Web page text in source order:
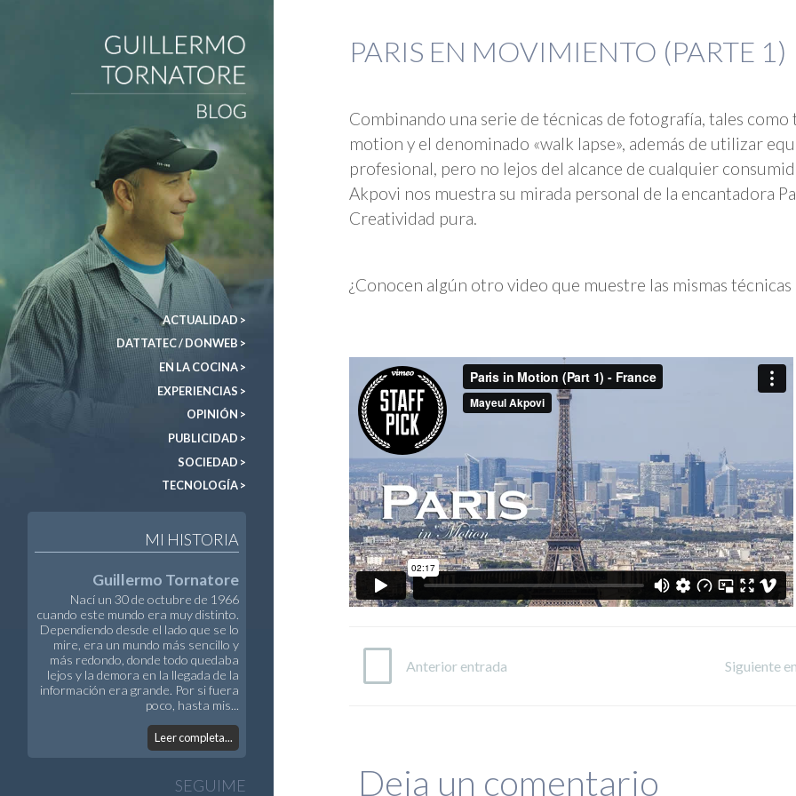
ACTUALIDAD >
DATTATEC / DONWEB >
EN LA COCINA >
EXPERIENCIAS >
OPINIÓN >
PUBLICIDAD >
SOCIEDAD >
TECNOLOGÍA >
MI HISTORIA
Guillermo Tornatore
Nací un 30 de octubre de 1966
cuando este mundo era muy distinto.
Dependiendo desde el lado que se lo
mire, era un mundo más sencillo y
más redondo, donde todo quedaba
lejos y la demora en la llegada de la
información era grande. Por si fuera
poco, hasta mis...
Leer completa...
SEGUIME
PARIS EN MOVIMIENTO (PARTE 1)
Combinando una serie de técnicas de fotografía, tales como
motion y el denominado «walk lapse», además de utilizar
profesional, pero no lejos del alcance de cualquier
Akpovi nos muestra su mirada personal de la encantadora
Creatividad pura.
¿Conocen algún otro video que muestre las mismas técnicas
Anterior entrada Siguiente
Deja un comentario